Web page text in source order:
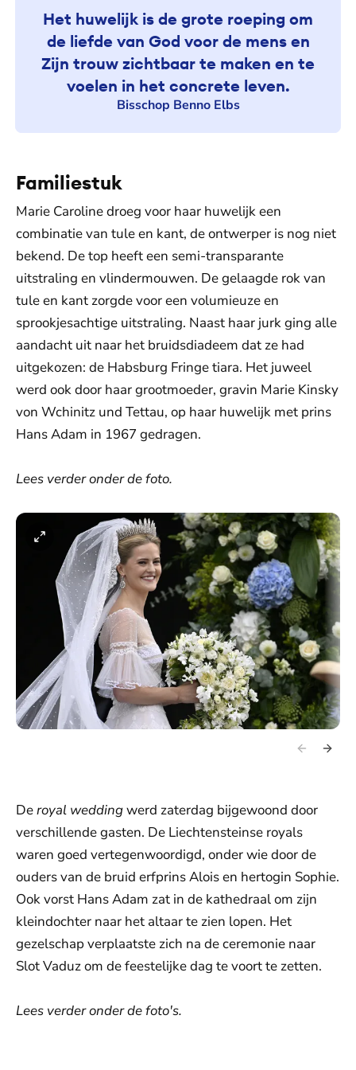
Bisschop Benno Elbs
Het huwelijk is de grote roeping om
de liefde van God voor de mens en
Zijn trouw zichtbaar te maken en te
voelen in het concrete leven.
Familiestuk
Marie Caroline droeg voor haar huwelijk een
combinatie van tule en kant, de ontwerper is nog niet
bekend. De top heeft een semi-transparante
uitstraling en vlindermouwen. De gelaagde rok van
tule en kant zorgde voor een volumieuze en
sprookjesachtige uitstraling. Naast haar jurk ging alle
aandacht uit naar het bruidsdiadeem dat ze had
uitgekozen: de Habsburg Fringe tiara. Het juweel
werd ook door haar grootmoeder, gravin Marie Kinsky
von Wchinitz und Tettau, op haar huwelijk met prins
Hans Adam in 1967 gedragen.
Lees verder onder de foto.
Deroyal weddingwerd zaterdag bijgewoond door
verschillende gasten. De Liechtensteinse royals
waren goed vertegenwoordigd, onder wie door de
ouders van de bruid erfprins Alois en hertogin Sophie.
Ook vorst Hans Adam zat in de kathedraal om zijn
kleindochter naar het altaar te zien lopen. Het
gezelschap verplaatste zich na de ceremonie naar
Slot Vaduz om de feestelijke dag te voort te zetten.
Lees verder onder de foto's.